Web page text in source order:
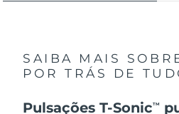
SAIBA MAIS
POR TRÁS DE
Pulsações T-SonicTM